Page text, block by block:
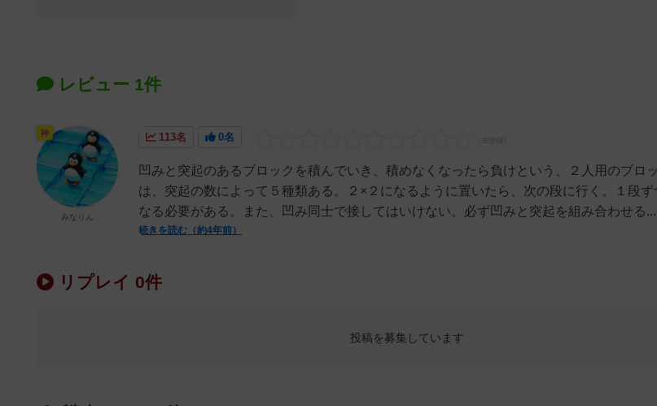
レビュー 1件
113名 0名
凹みと突起のあるブロックを積んでいき、積めなくなったら負けという、２人用のブロ
は、突起の数によって５種類ある。２×２になるように置いたら、次の段に行く。１段
なる必要がある。また、凹み同士で接してはいけない。必ず凹みと突起を組み合わせる...
続きを読む（約4年前）
神
みなりん
リプレイ 0件
投稿を募集しています